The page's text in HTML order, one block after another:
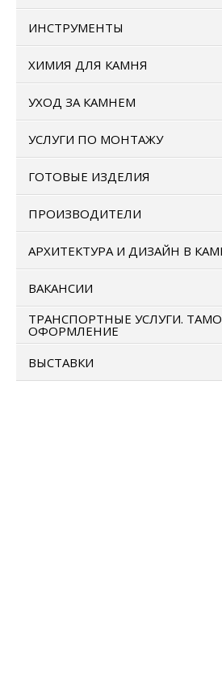
ИНСТРУМЕНТЫ
ХИМИЯ ДЛЯ КАМНЯ
УХОД ЗА КАМНЕМ
УСЛУГИ ПО МОНТАЖУ
ГОТОВЫЕ ИЗДЕЛИЯ
ПРОИЗВОДИТЕЛИ
АРХИТЕКТУРА И ДИЗАЙН В
ВАКАНСИИ
ТРАНСПОРТНЫЕ УСЛУГИ.
ОФОРМЛЕНИЕ
ВЫСТАВКИ